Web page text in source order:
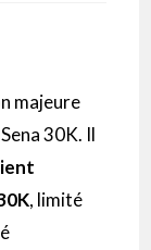
majeure
30K. Il
, limité